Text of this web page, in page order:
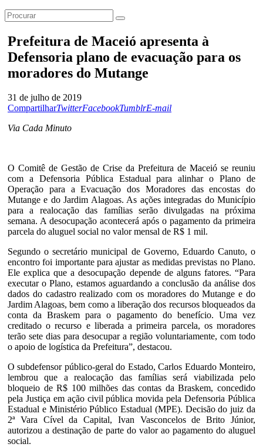
Prefeitura de Maceió apresenta à
Defensoria plano de evacuação para os
moradores do Mutange
31 de julho de 2019
CompartilharTwitterFacebookTumblrE-mail
Via Cada Minuto
O Comitê de Gestão de Crise da Prefeitura de Maceió se reuniu
com a Defensoria Pública Estadual para alinhar o Plano de
Operação para a Evacuação dos Moradores das encostas do
Mutange e do Jardim Alagoas. As ações integradas do Município
para a realocação das famílias serão divulgadas na próxima
semana. A desocupação acontecerá após o pagamento da primeira
parcela do aluguel social no valor mensal de R$ 1 mil.
Segundo o secretário municipal de Governo, Eduardo Canuto, o
encontro foi importante para ajustar as medidas previstas no Plano.
Ele explica que a desocupação depende de alguns fatores. “Para
executar o Plano, estamos aguardando a conclusão da análise dos
dados do cadastro realizado com os moradores do Mutange e do
Jardim Alagoas, bem como a liberação dos recursos bloqueados da
conta da Braskem para o pagamento do benefício. Uma vez
creditado o recurso e liberada a primeira parcela, os moradores
terão sete dias para desocupar a região voluntariamente, com todo
o apoio de logística da Prefeitura”, destacou.
O subdefensor público-geral do Estado, Carlos Eduardo Monteiro,
lembrou que a realocação das famílias será viabilizada pelo
bloqueio de R$ 100 milhões das contas da Braskem, concedido
pela Justiça em ação civil pública movida pela Defensoria Pública
Estadual e Ministério Público Estadual (MPE). Decisão do juiz da
2ª Vara Cível da Capital, Ivan Vasconcelos de Brito Júnior,
autorizou a destinação de parte do valor ao pagamento do aluguel
social.